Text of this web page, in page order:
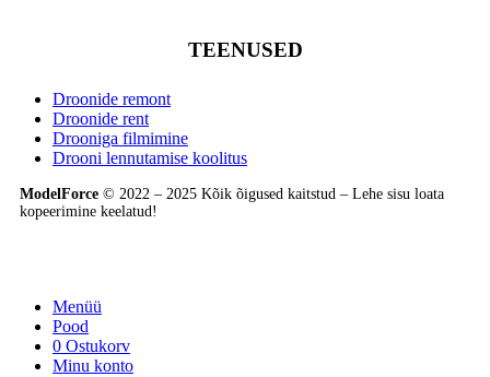
TEENUSED
Droonide remont
Droonide rent
Drooniga filmimine
Drooni lennutamise koolitus
ModelForce © 2022 – 2025 Kõik õigused kaitstud – Lehe sisu loata
kopeerimine keelatud!
Menüü
Pood
0 Ostukorv
Minu konto